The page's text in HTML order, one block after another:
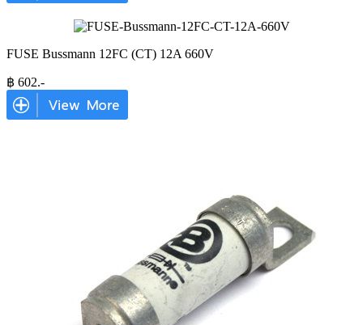
FUSE Bussmann 12FC (CT) 12A 660V
฿ 602.-